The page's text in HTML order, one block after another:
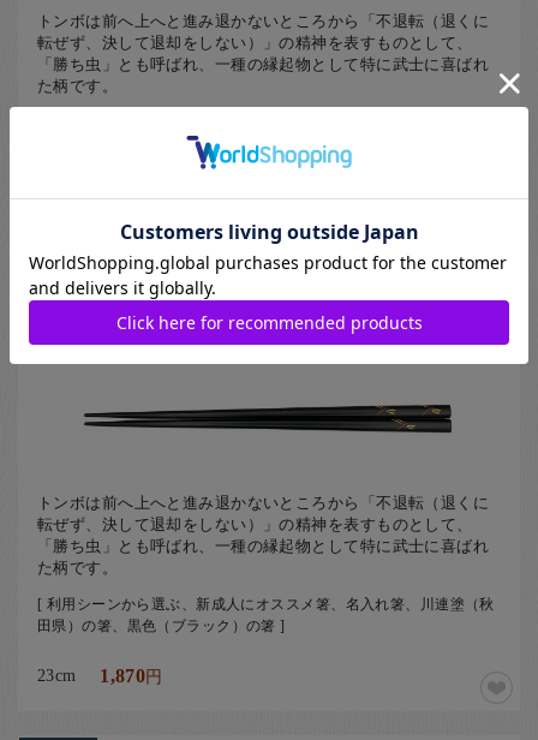
トンボは前へ上へと進み退かないところから「不退転（退くに
転ぜず、決して退却をしない）」の精神を表すものとして、
「勝ち虫」とも呼ばれ、一種の縁起物として特に武士に喜ばれ
た柄です。
円
Natsuno
川連塗箸 トンボ 黒(大)
014-KWAB-01-MA
トンボは前へ上へと進み退かないところから「不退転（退くに
転ぜず、決して退却をしない）」の精神を表すものとして、
「勝ち虫」とも呼ばれ、一種の縁起物として特に武士に喜ばれ
た柄です。
[ 利用シーンから選ぶ、新成人にオススメ箸、名入れ箸、川連塗（秋
田県）の箸、黒色（ブラック）の箸 ]
23cm 1,870円